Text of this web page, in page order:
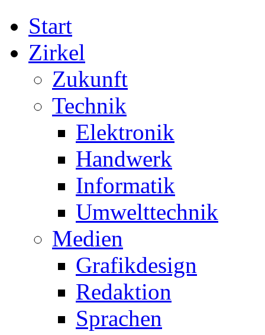
Start
Zirkel
Zukunft
Technik
Elektronik
Handwerk
Informatik
Umwelttechnik
Medien
Grafikdesign
Redaktion
Sprachen